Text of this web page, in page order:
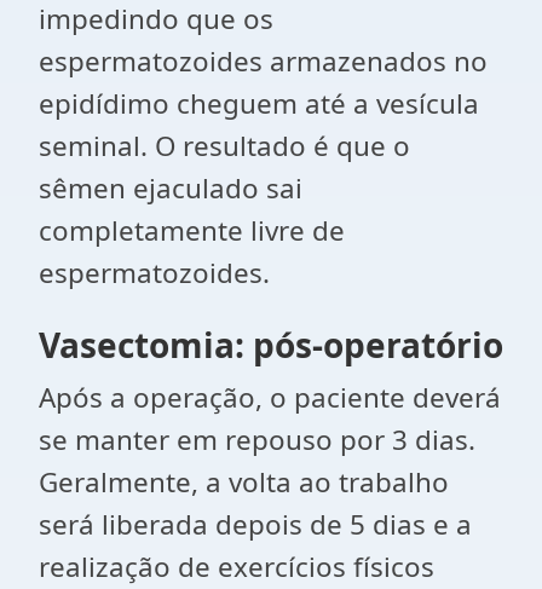
impedindo que os
espermatozoides armazenados no
epidídimo cheguem até a vesícula
seminal. O resultado é que o
sêmen ejaculado sai
completamente livre de
espermatozoides.
Vasectomia: pós-operatório
Após a operação, o paciente deverá
se manter em repouso por 3 dias.
Geralmente, a volta ao trabalho
será liberada depois de 5 dias e a
realização de exercícios físicos